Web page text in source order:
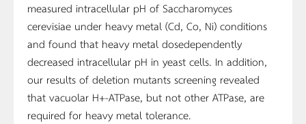
measured intracellular pH of Saccharomyces
cerevisiae under heavy metal (Cd, Co, Ni) conditions
and found that heavy metal dosedependently
decreased intracellular pH in yeast cells. In addition,
our results of deletion mutants screening revealed
that vacuolar H+-ATPase, but not other ATPase, are
required for heavy metal tolerance.